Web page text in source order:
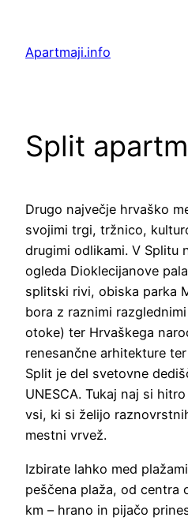
vsebino
Apartmaji.info
Split
Drugo največje hrvaško
svojimi trgi, tržnico,
drugimi odlikami. V Splitu
ogleda Dioklecijanove
splitski rivi, obiska parka
bora z raznimi
otoke) ter Hrvaškega
renesančne arhitekture
Split je del svetovne
UNESCA. Tukaj naj si
vsi, ki si želijo
mestni vrvež.
Izbirate lahko med
peščena plaža, od centra
km – hrano in pijačo